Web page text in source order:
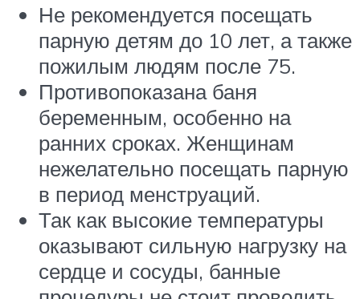
Не рекомендуется посещать
парную детям до 10 лет, а также
пожилым людям после 75.
Противопоказана баня
беременным, особенно на
ранних сроках. Женщинам
нежелательно посещать парную
в период менструаций.
Так как высокие температуры
оказывают сильную нагрузку на
сердце и сосуды, банные